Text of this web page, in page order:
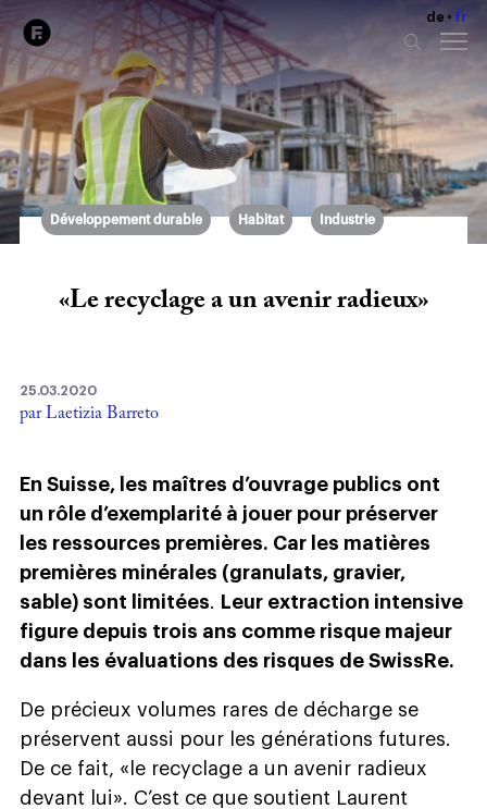
de fr
Développement durable Habitat Industrie
«Le recyclage a un avenir radieux»
25.03.2020
par Laetizia Barreto
En Suisse, les maîtres d’ouvrage publics ont
un rôle d’exemplarité à jouer pour préserver
les ressources premières. Car les matières
premières minérales (granulats, gravier,
sable) sont limitées. Leur extraction intensive
figure depuis trois ans comme risque majeur
dans les évaluations des risques de SwissRe.
De précieux volumes rares de décharge se
préservent aussi pour les générations futures.
De ce fait, «le recyclage a un avenir radieux
devant lui». C’est ce que soutient Laurent